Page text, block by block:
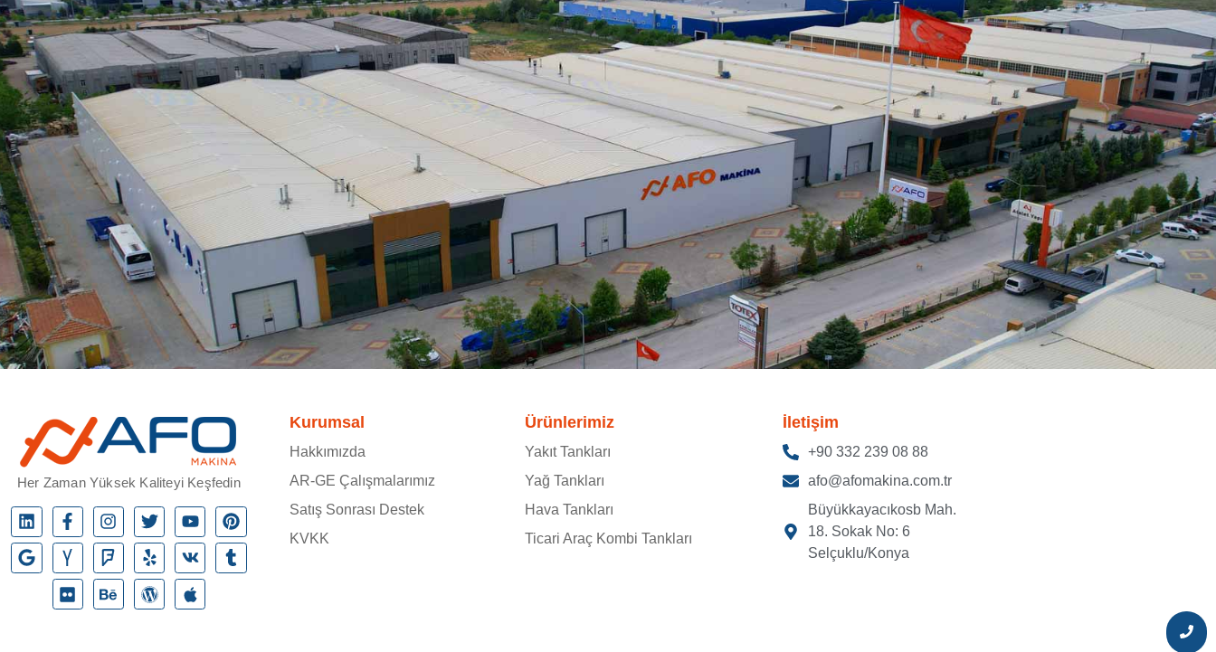
Her Zaman Yüksek Kaliteyi Keşfedin
Kurumsal
Hakkımızda
AR-GE Çalışmalarımız
Satış Sonrası Destek
KVKK
Ürünlerimiz
Yakıt Tankları
Yağ Tankları
Hava Tankları
Ticari Araç Kombi Tankları
İletişim
+90 332 239 08 88
afo@afomakina.com.tr
Büyükkayacıkosb Mah.
18. Sokak No: 6
Selçuklu/Konya